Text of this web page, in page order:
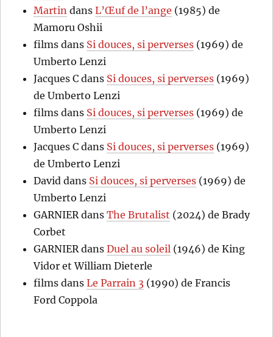
Martin dansL’Œuf de l’ange (1985) de
Mamoru Oshii
films dans Si douces, si perverses (1969) de
Umberto Lenzi
Jacques C dans Si douces, si perverses (1969)
de Umberto Lenzi
films dans Si douces, si perverses (1969) de
Umberto Lenzi
Jacques C dans Si douces, si perverses (1969)
de Umberto Lenzi
David dans Si douces, si perverses (1969) de
Umberto Lenzi
GARNIER dansThe Brutalist (2024) de Brady
Corbet
GARNIER dansDuel au soleil (1946) de King
Vidor et William Dieterle
films dansLe Parrain 3 (1990) de Francis
Ford Coppola